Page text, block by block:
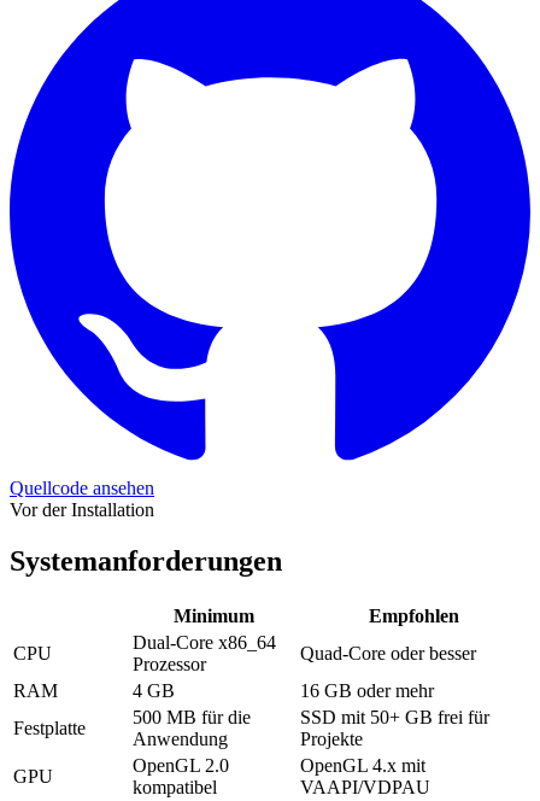
Quellcode ansehen
Vor der Installation
Systemanforderungen
Minimum
Empfohlen
CPU
Dual-Core x86_64
Prozessor
Quad-Core oder besser
RAM
4 GB
16 GB oder mehr
Festplatte
500 MB für die
Anwendung
SSD mit 50+ GB frei für
Projekte
GPU
OpenGL 2.0
kompatibel
OpenGL 4.x mit
VAAPI/VDPAU